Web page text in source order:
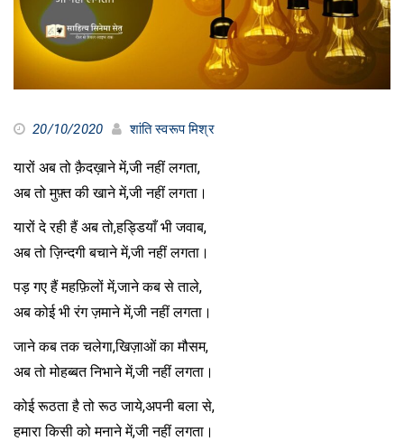
20/10/2020 शांति स्वरूप मिश्र
यारों अब तो क़ैदख़ाने में,जी नहीं लगता,
अब तो मुफ़्त की खाने में,जी नहीं लगता।
यारों दे रही हैं अब तो,हड्डियाँ भी जवाब,
अब तो ज़िन्दगी बचाने में,जी नहीं लगता।
पड़ गए हैं महफ़िलों में,जाने कब से ताले,
अब कोई भी रंग ज़माने में,जी नहीं लगता।
जाने कब तक चलेगा,खिज़ाओं का मौसम,
अब तो मोहब्बत निभाने में,जी नहीं लगता।
कोई रूठता है तो रूठ जाये,अपनी बला से,
हमारा किसी को मनाने में,जी नहीं लगता।